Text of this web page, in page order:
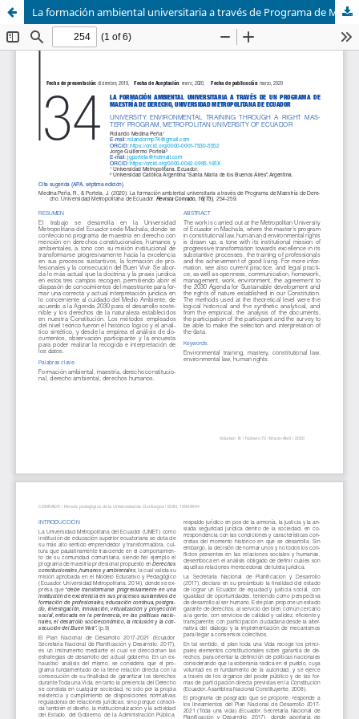
La formación ambiental universitaria a través de Programa de Maestría de Derecho, Universidad Metropolitana de Ecuador